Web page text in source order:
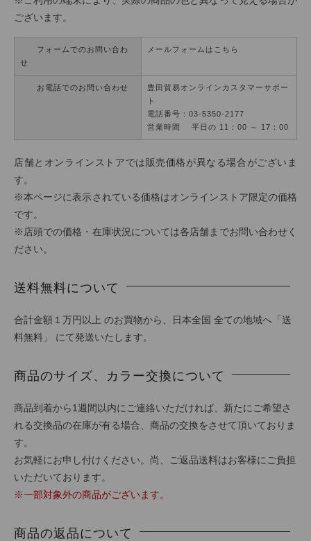
ございます。
フォームでのお問い合わ
せ
メールフォームはこちら
お電話でのお問い合わせ
豊田貿易オンラインカスタマーサポー
ト
電話番号：03-5350-2177
営業時間 平日の 11：00 ～ 17：00
店舗とオンラインストアでは販売価格が異なる場合がございま
す。
※本ページに表示されている価格はオンラインストア限定の価格
です。
※店頭での価格・在庫状況については各店舗までお問い合わせく
ださい。
送料無料について
合計金額１万円以上 のお買物から、日本全国 全ての地域へ「送
料無料」 にて発送いたします。
商品のサイズ、カラー交換について
商品到着から1週間以内にご連絡いただければ、新たにご希望さ
れる交換品の在庫が有る場合、商品の交換をさせて頂いておりま
す。
お気軽にお申し付けください。尚、ご返品送料はお客様にご負担
いただいております。
※一部対象外の商品がございます。
商品の返品について